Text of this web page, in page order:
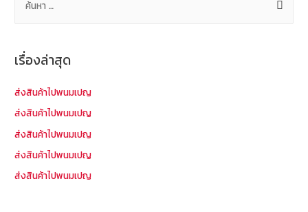
ห
รั
เรื่องล่าสุด
ส่งสินค้าไปพนมเปญ
ส่งสินค้าไปพนมเปญ
ส่งสินค้าไปพนมเปญ
ส่งสินค้าไปพนมเปญ
ส่งสินค้าไปพนมเปญ